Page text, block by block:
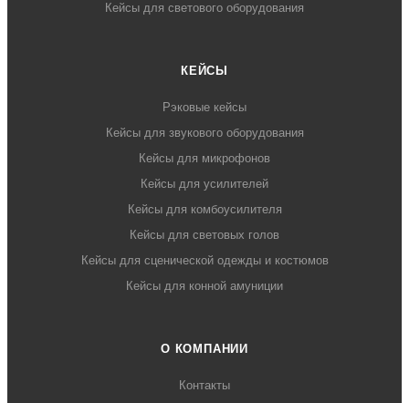
Кейсы для светового оборудования
КЕЙСЫ
Рэковые кейсы
Кейсы для звукового оборудования
Кейсы для микрофонов
Кейсы для усилителей
Кейсы для комбоусилителя
Кейсы для световых голов
Кейсы для сценической одежды и костюмов
Кейсы для конной амуниции
О КОМПАНИИ
Контакты